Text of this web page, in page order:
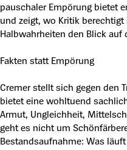
pauschaler Empörung bietet
und zeigt, wo Kritik
Halbwahrheiten den Blick auf
Fakten statt Empörung
Cremer stellt sich gegen den
bietet eine wohltuend
Armut, Ungleichheit,
geht es nicht um
Bestandsaufnahme: Was